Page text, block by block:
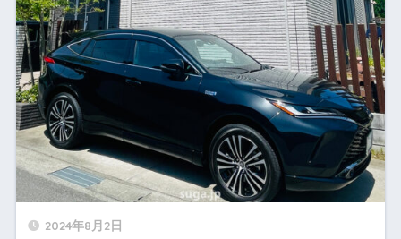
2024年8月2日